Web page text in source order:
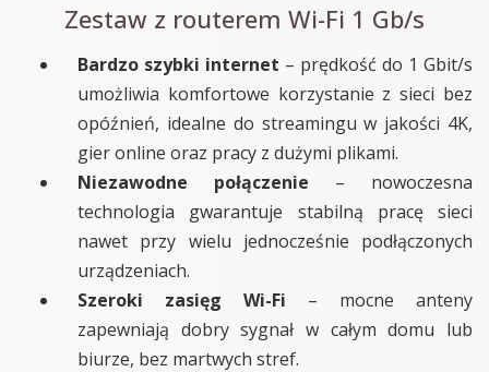
Zestaw z routerem Wi-Fi 1 Gb/s
Bardzo szybki internet – prędkość do 1 Gbit/s
umożliwia komfortowe korzystanie z sieci bez
opóźnień, idealne do streamingu w jakości 4K,
gier online oraz pracy z dużymi plikami.
Niezawodne połączenie – nowoczesna
technologia gwarantuje stabilną pracę sieci
nawet przy wielu jednocześnie podłączonych
urządzeniach.
Szeroki zasięg Wi-Fi – mocne anteny
zapewniają dobry sygnał w całym domu lub
biurze, bez martwych stref.